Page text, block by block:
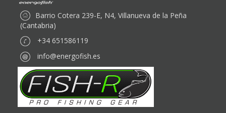
Barrio Cotera 239-E, N4, Villanueva de la Peña
(Cantabria)
+34 651586119
info@energofish.es